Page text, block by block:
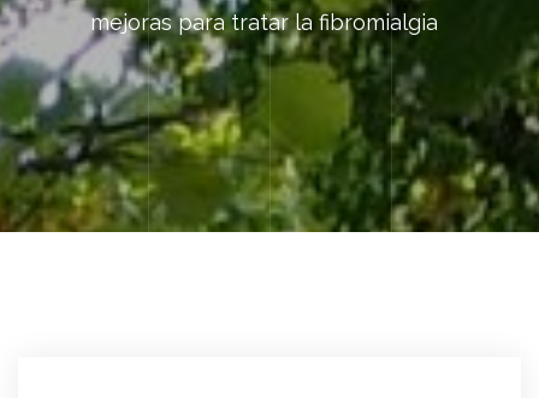
mejoras para tratar la fibromialgia